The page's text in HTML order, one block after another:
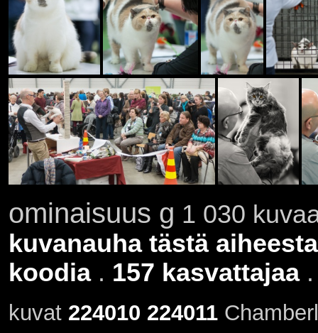
ominaisuus g 1 030
kuvanauha tästä aiheesta
koodia. 157 kasvattajaa
kuvat 224010 224011